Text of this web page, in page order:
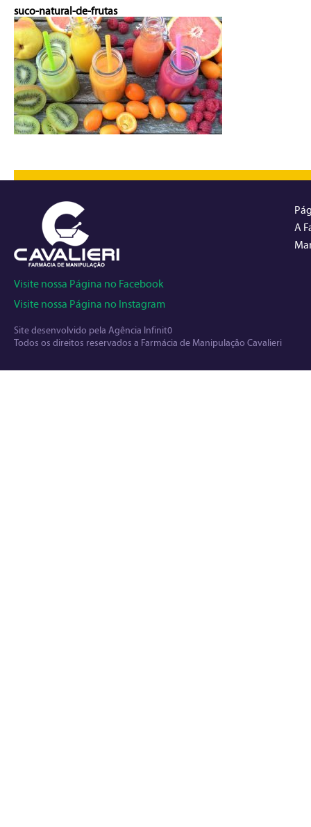
suco-natural-de-frutas
Visite nossa Página no Facebook
Visite nossa Página no Instagram
Site desenvolvido pela Agência Infinit0
Todos os direitos reservados a Farmácia de Manipulação Cavalieri
A